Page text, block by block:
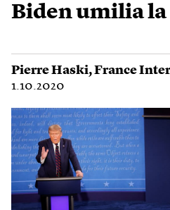
Biden umilia
Pierre Haski,France Inter
1.10.2020